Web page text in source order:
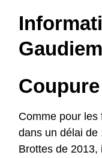
Comme pour les
dans un délai de
Brottes de